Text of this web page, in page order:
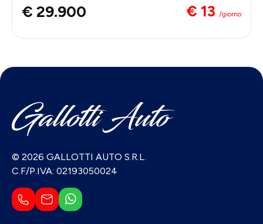
€ 29.900 € 13 /giorno
© 2026 GALLOTTI AUTO S.R.L.
C.F/P.IVA: 02193050024